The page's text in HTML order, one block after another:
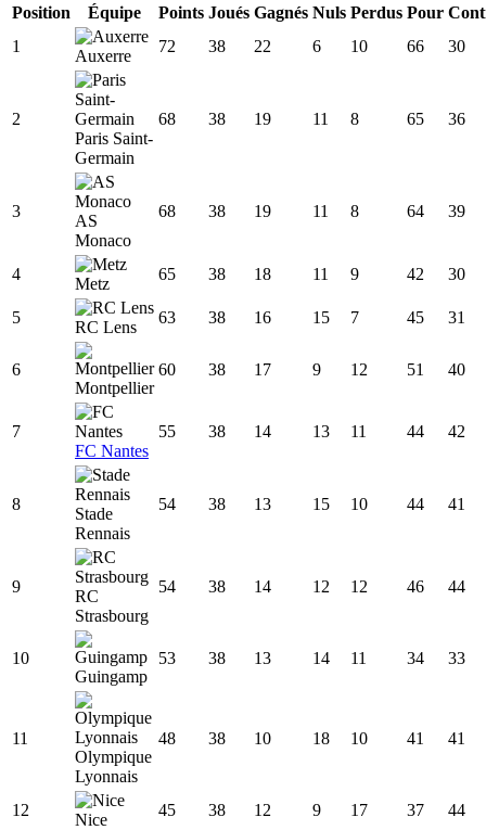
Position
Équipe Points Joués Gagnés Nuls Perdus Pour
1
Auxerre
72 38 22 6 10 66 30
2
Paris Saint-
Germain
68 38 19 11 8 65 36
3
AS
Monaco
68 38 19 11 8 64 39
4
Metz
65 38 18 11 9 42 30
5
RC Lens
63 38 16 15 7 45 31
6
Montpellier
60 38 17 9 12 51 40
7
FC Nantes
55 38 14 13 11 44 42
8
Stade
Rennais
54 38 13 15 10 44 41
9
RC
Strasbourg
54 38 14 12 12 46 44
10
Guingamp
53 38 13 14 11 34 33
11
Olympique
Lyonnais
48 38 10 18 10 41 41
12
Nice
45 38 12 9 17 37 44